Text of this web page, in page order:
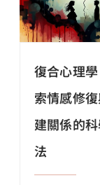
復合心理
索情感修
建關係的
法